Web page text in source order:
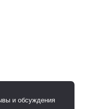
и обсуждения